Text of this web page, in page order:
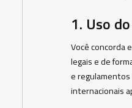
1. Uso
Você concorda
legais e de
e regulamentos
internacionais